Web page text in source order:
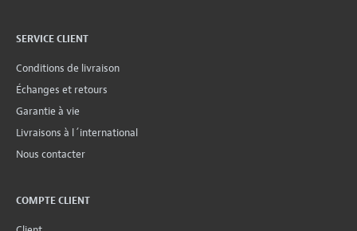
SERVICE CLIENT
Conditions de livraison
Échanges et retours
Garantie à vie
Livraisons à l´international
Nous contacter
COMPTE CLIENT